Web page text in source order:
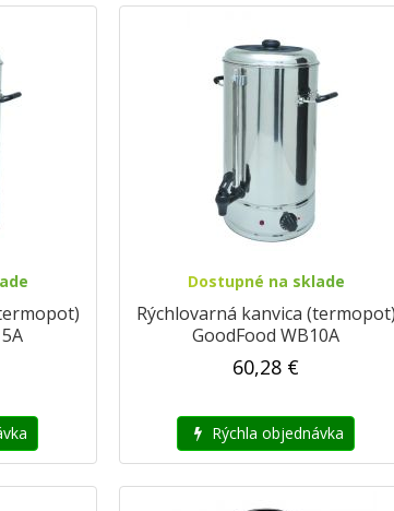
Dostupné na sklade
Rýchlovarná kanvica (termopot)
GoodFood WB10A
60,28 €
Rýchla objednávka